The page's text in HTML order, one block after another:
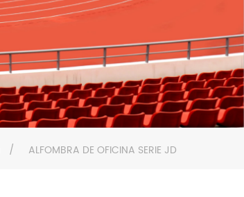
/ ALFOMBRA DE OFICINA SERIE JD